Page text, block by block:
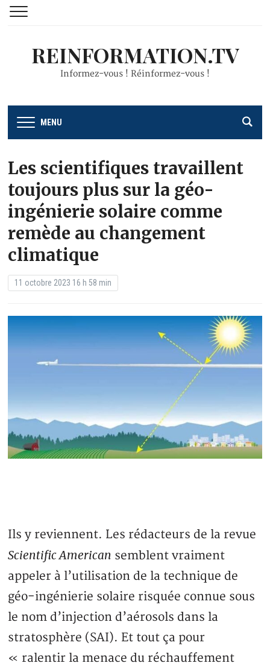
REINFORMATION.TV
Informez-vous ! Réinformez-vous !
MENU
Les scientifiques travaillent
toujours plus sur la géo-
ingénierie solaire comme
remède au changement
climatique
11 octobre 2023 16 h 58 min
Ils y reviennent. Les rédacteurs de la revue
Scientific American semblent vraiment
appeler à l’utilisation de la technique de
géo-ingénierie solaire risquée connue sous
le nom d’injection d’aérosols dans la
stratosphère (SAI). Et tout ça pour
« ralentir la menace du réchauffement